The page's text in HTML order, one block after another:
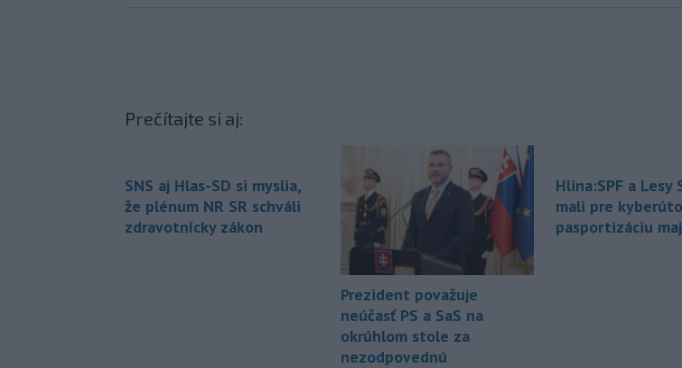
Prečítajte si aj:
SNS aj Hlas-SD si myslia,
že plénum NR SR schváli
zdravotnícky zákon
Prezident považuje
neúčasť PS a SaS na
okrúhlom stole za
nezodpovednú
Hlina:SPF a Lesy
mali pre
pasportizáciu